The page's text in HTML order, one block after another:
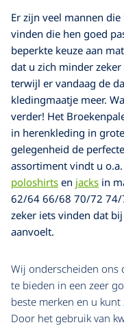
Er zijn veel mannen
vinden die hen goed
beperkte keuze aan
dat u zich minder
terwijl er vandaag de
kledingmaatje meer.
verder! Het
in herenkleding in
gelegenheid de
assortiment vindt u o.a.
poloshirts en jacks in
62/64 66/68 70/72 74/
zeker iets vinden dat
aanvoelt.
Wij onderscheiden ons
te bieden in een zeer
beste merken en u
Door het gebruik van